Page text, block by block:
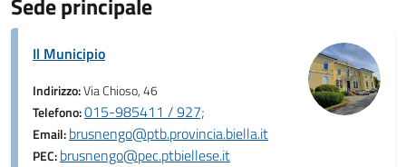
Il Municipio
Indirizzo:Via Chioso, 46
Telefono:015-985411 / 927;
Email:brusnengo@ptb.provincia.biella.it
PEC:brusnengo@pec.ptbiellese.it